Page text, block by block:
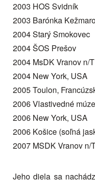
2003 HOS Svidník
2003 Barónka
2004 Starý Smokovec
2004 ŠOS Prešov
2004 MsDK Vranov n/T
2004 New York, USA
2005 Toulon,
2006 Vlastivedné
2006 New York, USA
2006 Košice (soľná
2007 MSDK Vranov n/
Jeho diela sa